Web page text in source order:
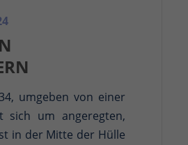
umgeben von einer
sich um angeregten,
in der Mitte der Hülle